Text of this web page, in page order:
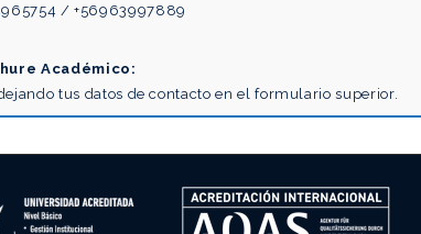
/ +56963997889
Académico:
tus datos de contacto en el formulario superior.